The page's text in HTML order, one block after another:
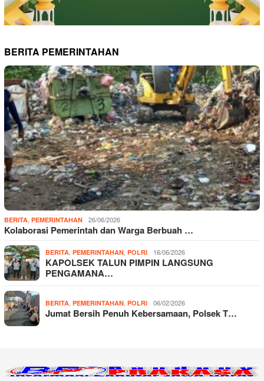
BERITA PEMERINTAHAN
BERITA, PEMERINTAHAN 26/06/2026
Kolaborasi Pemerintah dan Warga Berbuah …
BERITA, PEMERINTAHAN, POLRI 16/06/2026
KAPOLSEK TALUN PIMPIN LANGSUNG
PENGAMANA…
BERITA, PEMERINTAHAN, POLRI 06/02/2026
Jumat Bersih Penuh Kebersamaan, Polsek T…